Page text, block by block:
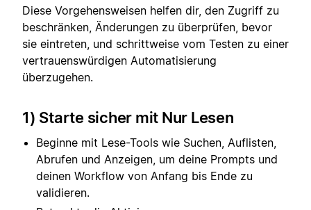
Diese Vorgehensweisen helfen dir, den Zugriff zu
beschränken, Änderungen zu überprüfen, bevor
sie eintreten, und schrittweise vom Testen zu einer
vertrauenswürdigen Automatisierung
überzugehen.
1) Starte sicher mit Nur Lesen
Beginne mit Lese-Tools wie Suchen, Auflisten,
Abrufen und Anzeigen, um deine Prompts und
deinen Workflow von Anfang bis Ende zu
validieren.